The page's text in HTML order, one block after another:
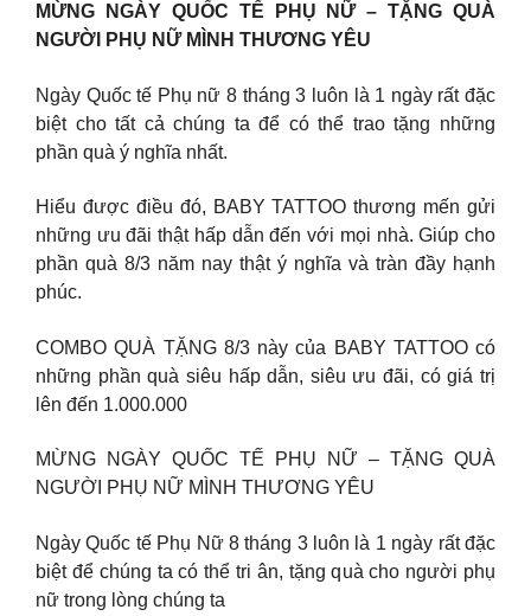
MỪNG NGÀY QUỐC TẾ PHỤ NỮ – TẶNG QUÀ
NGƯỜI PHỤ NỮ MÌNH THƯƠNG YÊU
Ngày Quốc tế Phụ nữ 8 tháng 3 luôn là 1 ngày rất đặc
biệt cho tất cả chúng ta để có thể trao tặng những
phần quà ý nghĩa nhất.
Hiểu được điều đó, BABY TATTOO thương mến gửi
những ưu đãi thật hấp dẫn đến với mọi nhà. Giúp cho
phần quà 8/3 năm nay thật ý nghĩa và tràn đầy hạnh
phúc.
COMBO QUÀ TẶNG 8/3 này của BABY TATTOO có
những phần quà siêu hấp dẫn, siêu ưu đãi, có giá trị
lên đến 1.000.000
MỪNG NGÀY QUỐC TẾ PHỤ NỮ – TẶNG QUÀ
NGƯỜI PHỤ NỮ MÌNH THƯƠNG YÊU
Ngày Quốc tế Phụ Nữ 8 tháng 3 luôn là 1 ngày rất đặc
biệt để chúng ta có thể tri ân, tặng quà cho người phụ
nữ trong lòng chúng ta